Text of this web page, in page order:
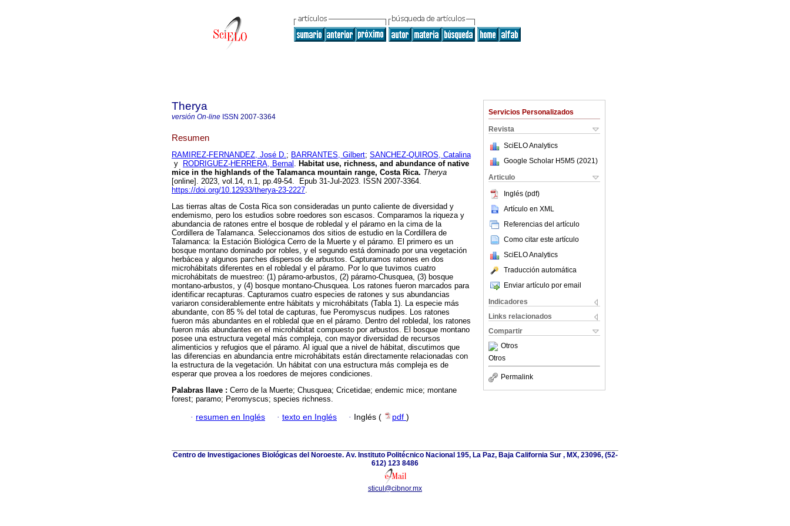
Servicios Personalizados
Revista
SciELO Analytics
Google Scholar H5M5 (2021 )
Articulo
Inglés (pdf)
Artículo en XML
Referencias del artículo
Como citar este artículo
SciELO Analytics
Traducción automática
Enviar artículo por email
Indicadores
Links relacionados
Compartir
Otros
Otros
Permalink
Therya
versión On-line ISSN 2007-3364
Resumen
RAMIREZ-FERNANDEZ, José D.; BARRANTES, Gilbert; SANCHEZ-QUIROS, Catalina
y
RODRIGUEZ-HERRERA, Bernal . Habitat use, richness, and abundance of native
mice in the highlands of the Talamanca mountain range, Costa Rica. Therya
[online]. 2023, vol.14, n.1, pp.49-54. Epub 31-Jul-2023. ISSN 2007-3364.
https://doi.org/10.12933/therya-23-2227.
Las tierras altas de Costa Rica son consideradas un punto caliente de diversidad y
endemismo, pero los estudios sobre roedores son escasos. Comparamos la riqueza y
abundancia de ratones entre el bosque de robledal y el páramo en la cima de la
Cordillera de Talamanca. Seleccionamos dos sitios de estudio en la Cordillera de
Talamanca: la Estación Biológica Cerro de la Muerte y el páramo. El primero es un
bosque montano dominado por robles, y el segundo está dominado por una vegetación
herbácea y algunos parches dispersos de arbustos. Capturamos ratones en dos
microhábitats diferentes en el robledal y el páramo. Por lo que tuvimos cuatro
microhábitats de muestreo: (1) páramo-arbustos, (2) páramo-Chusquea, (3) bosque
montano-arbustos, y (4) bosque montano-Chusquea. Los ratones fueron marcados para
identificar recapturas. Capturamos cuatro especies de ratones y sus abundancias
variaron considerablemente entre hábitats y microhábitats (Tabla 1). La especie más
abundante, con 85 % del total de capturas, fue Peromyscus nudipes. Los ratones
fueron más abundantes en el robledal que en el páramo. Dentro del robledal, los ratones
fueron más abundantes en el microhábitat compuesto por arbustos. El bosque montano
posee una estructura vegetal más compleja, con mayor diversidad de recursos
alimenticios y refugios que el páramo. Al igual que a nivel de hábitat, discutimos que
las diferencias en abundancia entre microhábitats están directamente relacionadas con
la estructura de la vegetación. Un hábitat con una estructura más compleja es de
esperar que provea a los roedores de mejores condiciones.
Palabras llave : Cerro de la Muerte; Chusquea; Cricetidae; endemic mice; montane
forest; paramo; Peromyscus; species richness.
· resumen en Inglés · texto en Inglés · Inglés ( pdf )
Centro de Investigaciones Biológicas del Noroeste. Av. Instituto Politécnico Nacional 195, La Paz, Baja California Sur , MX, 23096, (52-
612) 123 8486
sticul@cibnor.mx